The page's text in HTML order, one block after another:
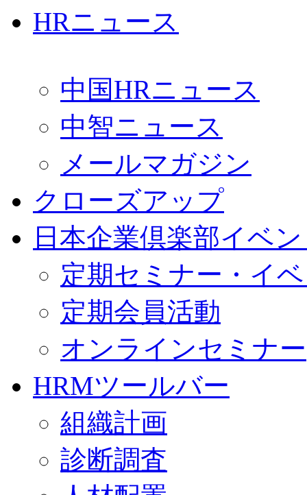
HRニュース
中国HRニュース
中智ニュース
メールマガジン
クローズアップ
日本企業倶楽部イベ
定期セミナー・イ
定期会員活動
オンラインセミナー
HRMツールバー
組織計画
診断調査